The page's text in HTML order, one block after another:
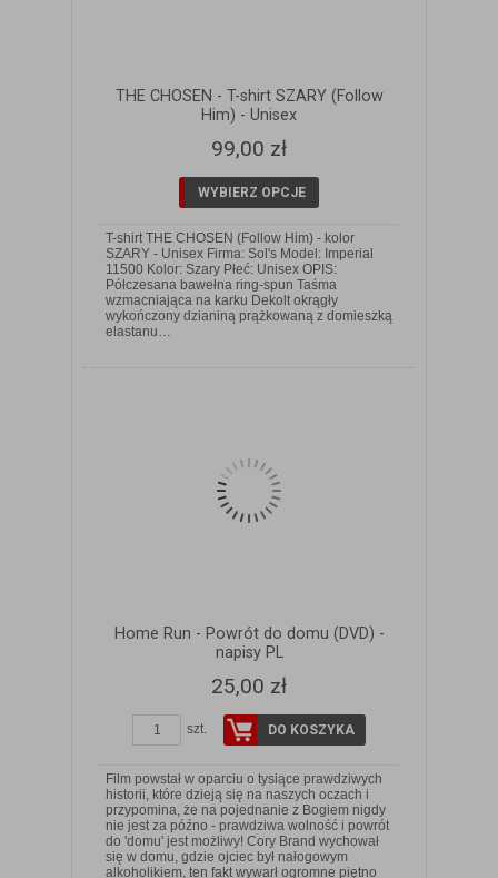
THE CHOSEN - T-shirt SZARY (Follow
Him) - Unisex
99,00 zł
WYBIERZ OPCJE
T-shirt THE CHOSEN (Follow Him) - kolor
SZARY - Unisex Firma: Sol's Model: Imperial
11500 Kolor: Szary Płeć: Unisex OPIS:
Półczesana bawełna ring-spun Taśma
wzmacniająca na karku Dekolt okrągły
wykończony dzianiną prążkowaną z domieszką
elastanu…
ZOBACZ SZCZEGÓŁY
Home Run - Powrót do domu (DVD) -
napisy PL
25,00 zł
szt. DO KOSZYKA
Film powstał w oparciu o tysiące prawdziwych
historii, które dzieją się na naszych oczach i
przypomina, że na pojednanie z Bogiem nigdy
nie jest za późno - prawdziwa wolność i powrót
do 'domu' jest możliwy! Cory Brand wychował
się w domu, gdzie ojciec był nałogowym
alkoholikiem, ten fakt wywarł ogromne piętno
ZOBACZ SZCZEGÓŁY